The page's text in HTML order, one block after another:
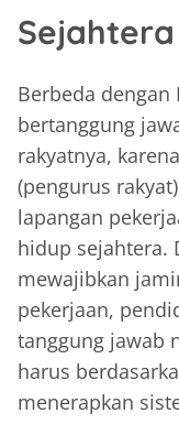
Berbeda dengan
bertanggung
rakyatnya,
(pengurus
lapangan
hidup sejahtera.
mewajibkan
pekerjaan,
tanggung jawab
harus
menerapkan